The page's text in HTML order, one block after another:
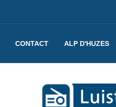
CONTACT ALP D'HUZES